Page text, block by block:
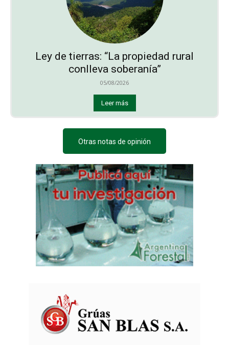
Ley de tierras: “La propiedad rural
conlleva soberanía”
05/08/2026
Leer más
Otras notas de opinión